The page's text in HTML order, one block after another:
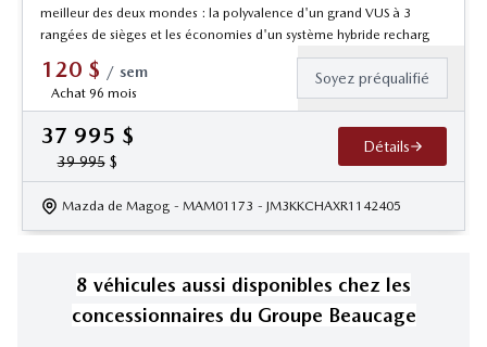
meilleur des deux mondes : la polyvalence d'un grand VUS à 3
rangées de sièges et les économies d'un système hybride recharg
120 $ / sem
Achat 96 mois
Soyez préqualifié
37 995 $
39 995$
Détails
Mazda de Magog - MAM01173 - JM3KKCHAXR1142405
8 véhicules aussi disponibles chez les
concessionnaires du Groupe Beaucage